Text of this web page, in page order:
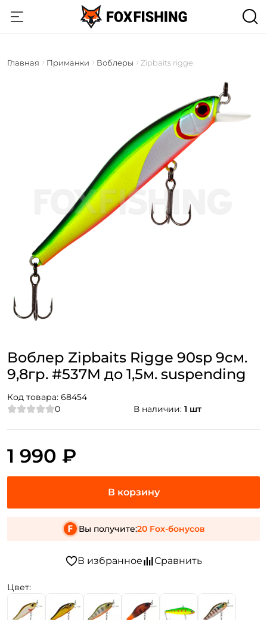
Главная Приманки Воблеры Zipbaits rigge
Воблер Zipbaits Rigge 90sp 9см.
9,8гр. #537M до 1,5м. suspending
Код товара: 68454
0
В наличии: 1 шт
Цвет:
1 990 ₽
Вы получите:20 Fox-бонусов